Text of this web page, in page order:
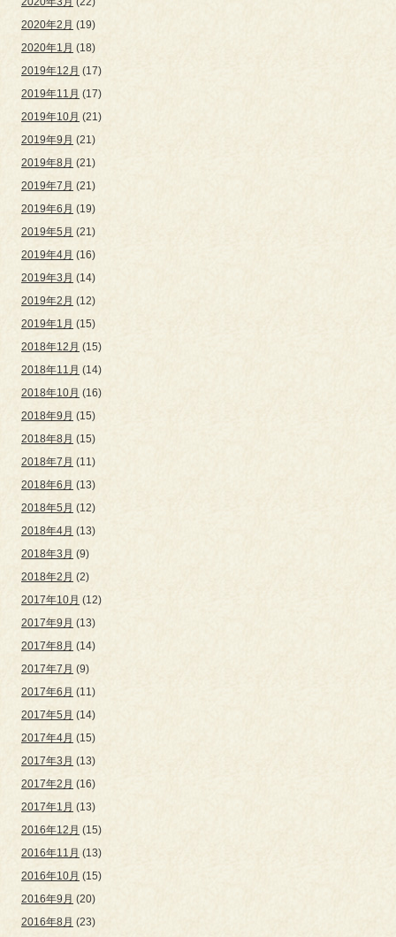
2020年2月 (19)
2020年1月 (18)
2019年12月 (17)
2019年11月 (17)
2019年10月 (21)
2019年9月 (21)
2019年8月 (21)
2019年7月 (21)
2019年6月 (19)
2019年5月 (21)
2019年4月 (16)
2019年3月 (14)
2019年2月 (12)
2019年1月 (15)
2018年12月 (15)
2018年11月 (14)
2018年10月 (16)
2018年9月 (15)
2018年8月 (15)
2018年7月 (11)
2018年6月 (13)
2018年5月 (12)
2018年4月 (13)
2018年3月 (9)
2018年2月 (2)
2017年10月 (12)
2017年9月 (13)
2017年8月 (14)
2017年7月 (9)
2017年6月 (11)
2017年5月 (14)
2017年4月 (15)
2017年3月 (13)
2017年2月 (16)
2017年1月 (13)
2016年12月 (15)
2016年11月 (13)
2016年10月 (15)
2016年9月 (20)
2016年8月 (23)